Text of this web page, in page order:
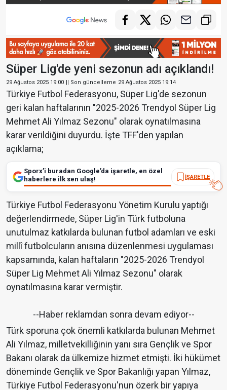
Süper Lig'de yeni sezonun adı açıklandı!
29 Ağustos 2025 19:00 || Son güncelleme 29 Ağustos 2025 19:14
Türkiye Futbol Federasyonu, Süper Lig'de sezonun
geri kalan haftalarının "2025-2026 Trendyol Süper Lig
Mehmet Ali Yılmaz Sezonu" olarak oynatılmasına
karar verildiğini duyurdu. İşte TFF'den yapılan
açıklama;
Sporx’i buradan Google’da işaretle, en özel
haberlere ilk sen ulaş!
İŞARETLE
Türkiye Futbol Federasyonu Yönetim Kurulu yaptığı
değerlendirmede, Süper Lig'in Türk futboluna
unutulmaz katkılarda bulunan futbol adamları ve eski
millî futbolcuların anısına düzenlenmesi uygulaması
kapsamında, kalan haftaların "2025-2026 Trendyol
Süper Lig Mehmet Ali Yılmaz Sezonu" olarak
oynatılmasına karar vermiştir.
--Haber reklamdan sonra devam ediyor--
Türk sporuna çok önemli katkılarda bulunan Mehmet
Ali Yılmaz, milletvekilliğinin yanı sıra Gençlik ve Spor
Bakanı olarak da ülkemize hizmet etmişti. İki hükümet
döneminde Gençlik ve Spor Bakanlığı yapan Yılmaz,
Türkiye Futbol Federasyonu'nun özerk bir yapıya